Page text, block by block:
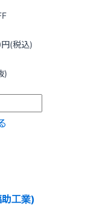
円(税込)
)
工業)